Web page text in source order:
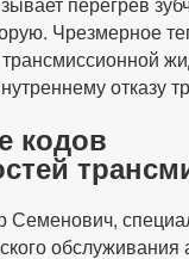
Чрезмерное
отказу
кодов